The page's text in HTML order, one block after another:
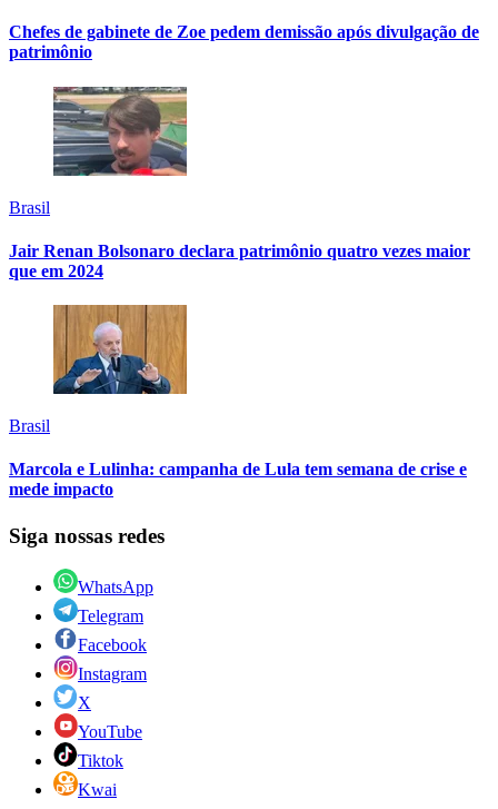
Chefes de gabinete de Zoe pedem demissão após divulgação de
patrimônio
Brasil
Jair Renan Bolsonaro declara patrimônio quatro vezes maior
que em 2024
Brasil
Marcola e Lulinha: campanha de Lula tem semana de crise e
mede impacto
Siga nossas redes
WhatsApp
Telegram
Facebook
Instagram
X
YouTube
Tiktok
Kwai